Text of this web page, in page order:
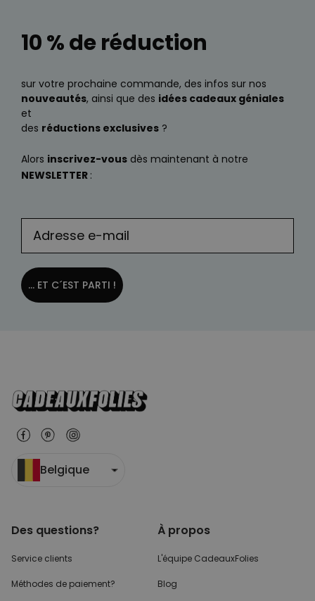
10 % de réduction
sur votre prochaine commande, des infos sur nos
nouveautés, ainsi que des idées cadeaux géniales
et
des réductions exclusives ?
Alors inscrivez-vous dès maintenant à notre
NEWSLETTER :
... ET C´EST PARTI !
Belgique
Des questions?
Service clients
Méthodes de paiement?
À propos
L'équipe CadeauxFolies
Blog